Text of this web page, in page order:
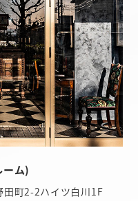
ム)
町2-2ハイツ白川1F